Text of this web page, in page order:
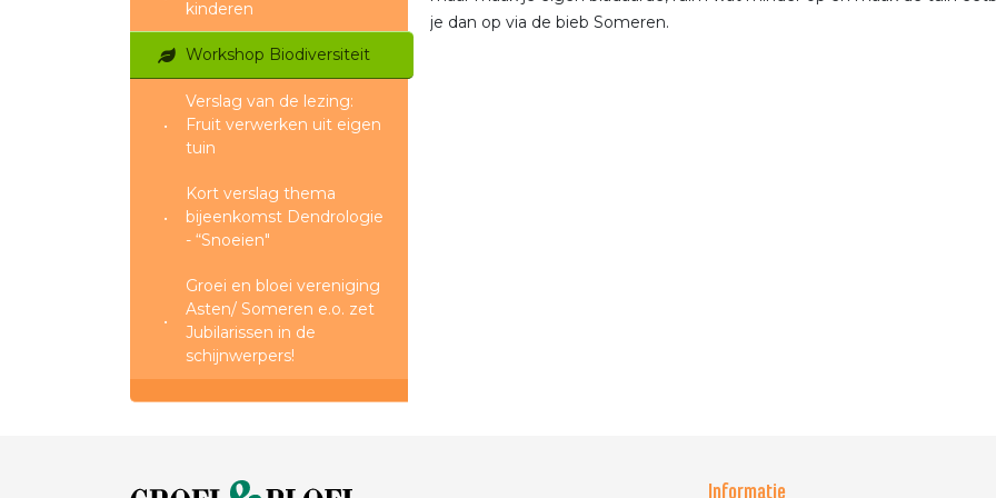
kinderen
Workshop Biodiversiteit
Verslag van de lezing:
Fruit verwerken uit eigen
tuin
Kort verslag thema
bijeenkomst Dendrologie
- “Snoeien"
Groei en bloei vereniging
Asten/ Someren e.o. zet
Jubilarissen in de
schijnwerpers!
je dan op via de bieb Someren.